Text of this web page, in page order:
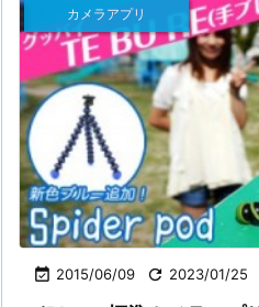
 2015/06/09  2023/01/25
カメラアプリ